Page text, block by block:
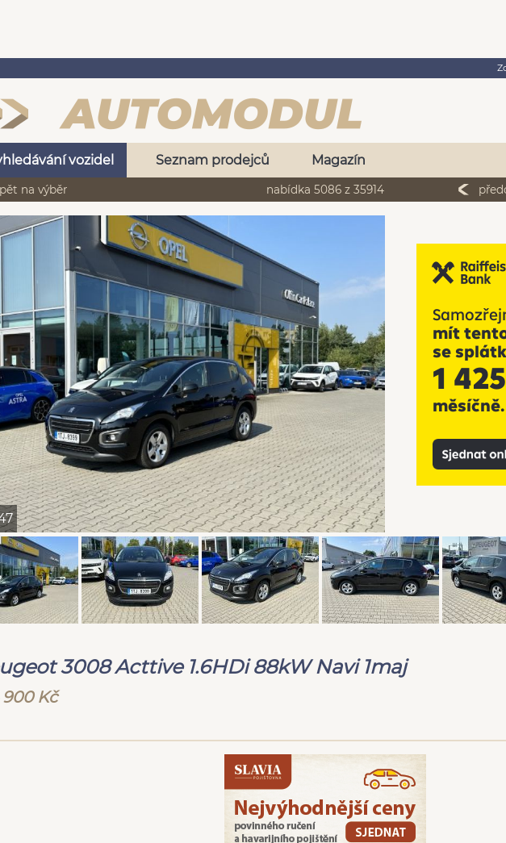
vozidel Seznam prodejců Magazín
na výběr nabídka 5086 z 35914
3008 Acttive 1.6HDi 88kW Navi 1maj
900 Kč